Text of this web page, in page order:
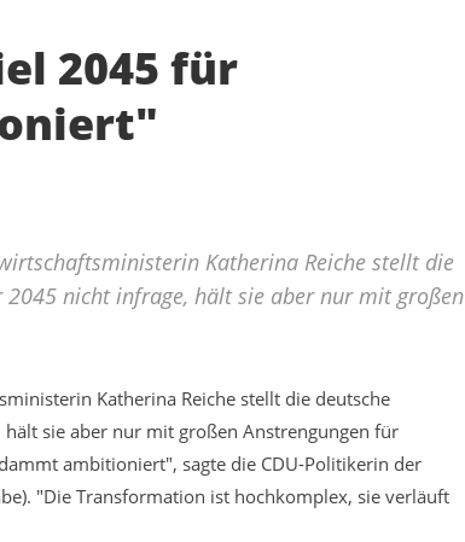
2045 für
Katherina Reiche stellt die
nicht infrage, hält sie aber nur mit großen
Katherina Reiche stellt die deutsche
sie aber nur mit großen Anstrengungen für
ambitioniert", sagte die CDU-Politikerin der
"Die Transformation ist hochkomplex, sie verläuft